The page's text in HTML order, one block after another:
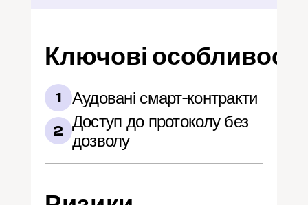
Ключові особливості
1 Аудовані смарт-контракти
2 Доступ до протоколу без
дозволу